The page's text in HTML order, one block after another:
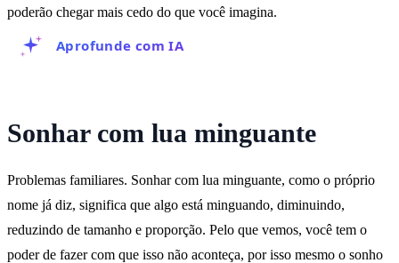
poderão chegar mais cedo do que você imagina.
Aprofunde com IA
Sonhar com lua minguante
Problemas familiares. Sonhar com lua minguante, como o próprio
nome já diz, significa que algo está minguando, diminuindo,
reduzindo de tamanho e proporção. Pelo que vemos, você tem o
poder de fazer com que isso não aconteça, por isso mesmo o sonho